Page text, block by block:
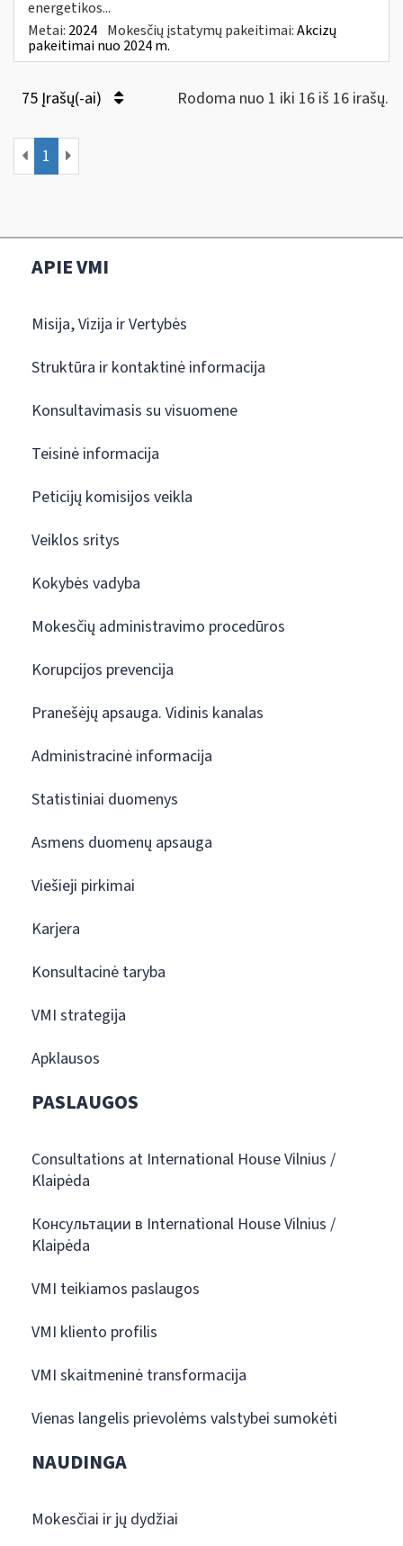
energetikos...
Metai: 2024 Mokesčių įstatymų pakeitimai:Akcizų
pakeitimai nuo 2024 m.
75 Įrašų(-ai) Rodoma nuo 1 iki 16 iš 16 irašų.
1
APIE VMI
Misija, Vizija ir Vertybės
Struktūra ir kontaktinė informacija
Konsultavimasis su visuomene
Teisinė informacija
Peticijų komisijos veikla
Veiklos sritys
Kokybės vadyba
Mokesčių administravimo procedūros
Korupcijos prevencija
Pranešėjų apsauga. Vidinis kanalas
Administracinė informacija
Statistiniai duomenys
Asmens duomenų apsauga
Viešieji pirkimai
Karjera
Konsultacinė taryba
VMI strategija
Apklausos
PASLAUGOS
Consultations at International House Vilnius /
Klaipėda
Консультации в International House Vilnius /
Klaipėda
VMI teikiamos paslaugos
VMI kliento profilis
VMI skaitmeninė transformacija
Vienas langelis prievolėms valstybei sumokėti
NAUDINGA
Mokesčiai ir jų dydžiai